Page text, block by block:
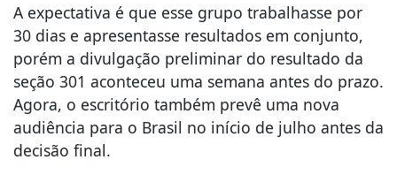
A expectativa é que esse grupo trabalhasse por
30 dias e apresentasse resultados em conjunto,
porém a divulgação preliminar do resultado da
seção 301 aconteceu uma semana antes do prazo.
Agora, o escritório também prevê uma nova
audiência para o Brasil no início de julho antes da
decisão final.